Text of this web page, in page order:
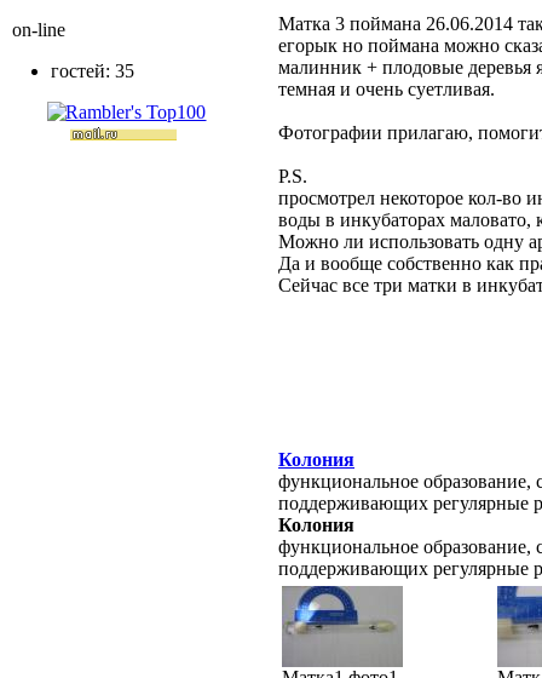
Матка 3 поймана 26.06.2014
егорык но поймана можно
малинник + плодовые деревья
темная и очень суетливая.
Фотографии прилагаю,
P.S.
просмотрел некоторое кол-во
воды в инкубаторах маловато,
Можно ли использовать одну
Да и вообще собственно как
Сейчас все три матки в
Колония
функциональное образование,
поддерживающих регулярные
Колония
функциональное образование,
поддерживающих регулярные
on-line
гостей: 35